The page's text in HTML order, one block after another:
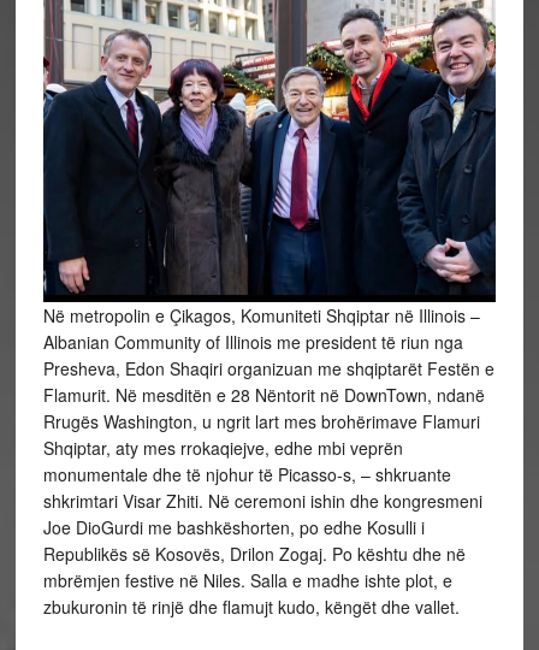
Në metropolin e Çikagos, Komuniteti Shqiptar në Illinois –
Albanian Community of Illinois me president të riun nga
Presheva, Edon Shaqiri organizuan me shqiptarët Festën e
Flamurit. Në mesditën e 28 Nëntorit në DownTown, ndanë
Rrugës Washington, u ngrit lart mes brohërimave Flamuri
Shqiptar, aty mes rrokaqiejve, edhe mbi veprën
monumentale dhe të njohur të Picasso-s, – shkruante
shkrimtari Visar Zhiti. Në ceremoni ishin dhe kongresmeni
Joe DioGurdi me bashkëshorten, po edhe Kosulli i
Republikës së Kosovës, Drilon Zogaj. Po kështu dhe në
mbrëmjen festive në Niles. Salla e madhe ishte plot, e
zbukuronin të rinjë dhe flamujt kudo, këngët dhe vallet.